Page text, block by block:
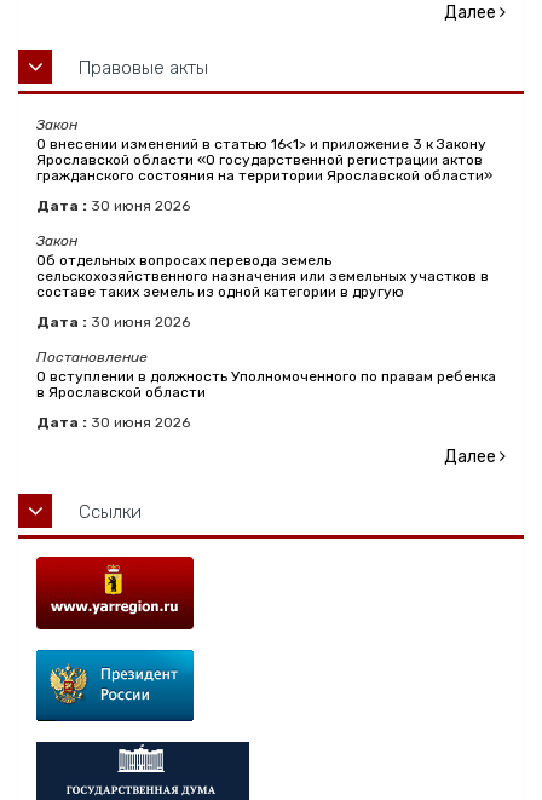
Далее
Правовые акты
Закон
О внесении изменений в статью 16<1> и приложение 3 к Закону
Ярославской области «О государственной регистрации актов
гражданского состояния на территории Ярославской области»
Дата : 30 июня 2026
Закон
Об отдельных вопросах перевода земель
сельскохозяйственного назначения или земельных участков в
составе таких земель из одной категории в другую
Дата : 30 июня 2026
Постановление
О вступлении в должность Уполномоченного по правам ребенка
в Ярославской области
Дата : 30 июня 2026
Далее
Ссылки